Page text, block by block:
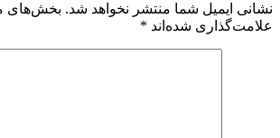
نشانی ایمیل شما منتشر نخواهد شد. بخش‌های
علامت‌گذاری شده‌اند *